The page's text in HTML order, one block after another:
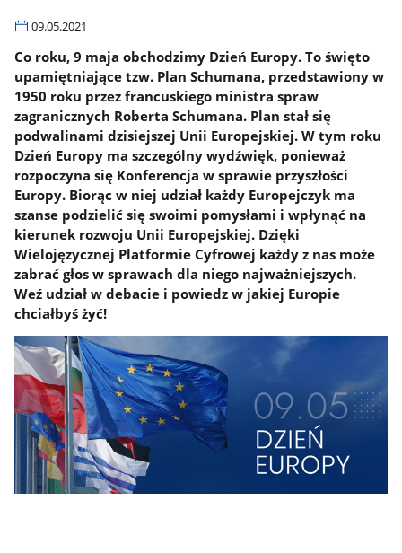
09.05.2021
Co roku, 9 maja obchodzimy Dzień Europy. To święto
upamiętniające tzw. Plan Schumana, przedstawiony w
1950 roku przez francuskiego ministra spraw
zagranicznych Roberta Schumana. Plan stał się
podwalinami dzisiejszej Unii Europejskiej. W tym roku
Dzień Europy ma szczególny wydźwięk, ponieważ
rozpoczyna się Konferencja w sprawie przyszłości
Europy. Biorąc w niej udział każdy Europejczyk ma
szanse podzielić się swoimi pomysłami i wpłynąć na
kierunek rozwoju Unii Europejskiej. Dzięki
Wielojęzycznej Platformie Cyfrowej każdy z nas może
zabrać głos w sprawach dla niego najważniejszych.
Weź udział w debacie i powiedz w jakiej Europie
chciałbyś żyć!